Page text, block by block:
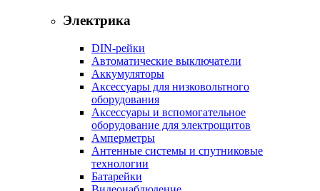
Электрика
DIN-рейки
Автоматические выключатели
Аккумуляторы
Аксессуары для низковольтного
оборудования
Аксессуары и вспомогательное
оборудование для электрощитов
Амперметры
Антенные системы и спутниковые
технологии
Батарейки